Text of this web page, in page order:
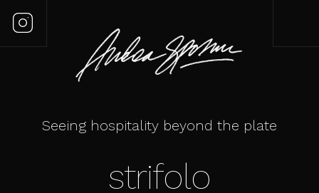
Seeing hospitality beyond the plate
strifolo